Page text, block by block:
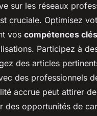
sur les réseaux
cruciale. Optimisez
vos compétences clés
Participez à
des articles
des professionnels
accrue peut attirer
des opportunités de